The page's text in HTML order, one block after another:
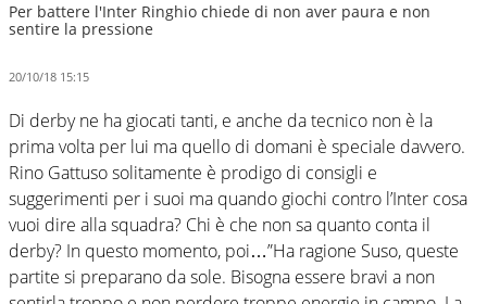
Per battere l'Inter Ringhio chiede di non aver paura e non
sentire la pressione
20/10/18 15:15
Di derby ne ha giocati tanti, e anche da tecnico non è la
prima volta per lui ma quello di domani è speciale davvero.
Rino Gattuso solitamente è prodigo di consigli e
suggerimenti per i suoi ma quando giochi contro l’Inter cosa
vuoi dire alla squadra? Chi è che non sa quanto conta il
derby? In questo momento, poi…”Ha ragione Suso, queste
partite si preparano da sole. Bisogna essere bravi a non